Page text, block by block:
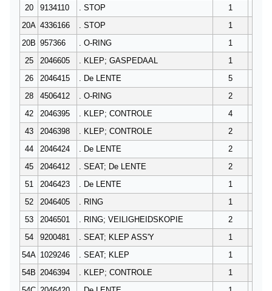
20
9134110 . STOP
1
20A 4336166 . STOP
1
20B 957366 . O-RING
1
25
2046605 . KLEP; GASPEDAAL
1
26
2046415 . De LENTE
5
28
4506412 . O-RING
2
42
2046395 . KLEP; CONTROLE
4
43
2046398 . KLEP; CONTROLE
2
44
2046424 . De LENTE
2
45
2046412 . SEAT; De LENTE
2
51
2046423 . De LENTE
1
52
2046405 . RING
1
53
2046501 . RING; VEILIGHEIDSKOPIE
2
54
9200481 . SEAT; KLEP ASS'Y
1
54A 1029246 . SEAT; KLEP
1
54B 2046394 . KLEP; CONTROLE
1